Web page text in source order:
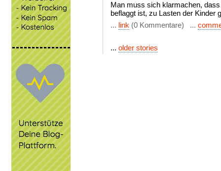
Man muss sich klarmachen,
beflaggt ist, zu Lasten der Kinder
... link (0 Kommentare) ...
... older stories